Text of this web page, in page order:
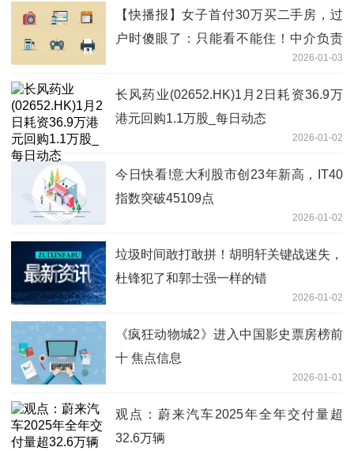
【快播报】女子首付30万买二手房，过
户时傻眼了：只能看不能住！中介负责
2026-01-03
长风药业(02652.HK)1月2日耗资36.9万
港元回购1.1万股_每日动态
2026-01-02
今日快看!意大利股市创23年新高，IT40
指数突破45109点
2026-01-02
垃圾时间敢打敢拼！胡明轩关键战迷失，
杜锋犯了和郭士强一样的错
2026-01-02
《疯狂动物城2》进入中国影史票房榜前
十 焦点信息
2026-01-01
观点：蔚来汽车2025年全年交付量超
32.6万辆